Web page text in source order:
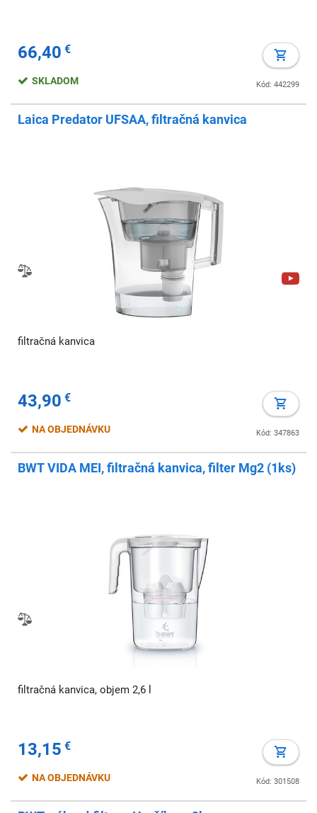
66,40 €
Kód: 442299
SKLADOM
Laica Predator UFSAA, filtračná kanvica
filtračná kanvica
43,90 €
Kód: 347863
NA OBJEDNÁVKU
BWT VIDA MEI, filtračná kanvica, filter Mg2 (1ks)
filtračná kanvica, objem 2,6 l
13,15 €
Kód: 301508
NA OBJEDNÁVKU